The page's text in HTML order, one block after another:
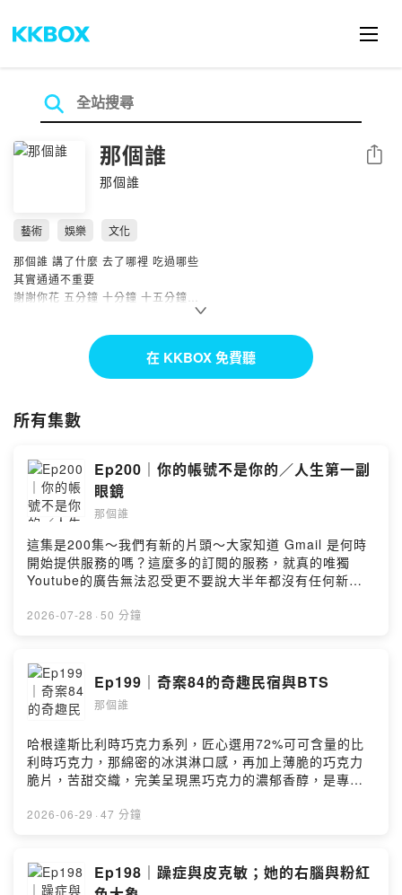
那個誰
那個誰
分享
藝術 娛樂
文化
那個誰 講了什麼 去了哪裡 吃過哪些
其實通通不重要
謝謝你花 五分鐘 十分鐘 十五分鐘
第一個空氣獨白式的 Podcaster
不一定有主題 不一定會固定更新
Powered by Firstory Hosting
在 KKBOX 免費聽
所有集數
Ep200｜你的帳號不是你的／人生第一副
眼鏡
那個誰
這集是200集～我們有新的片頭～大家知道 Gmail 是何時
開始提供服務的嗎？這麼多的訂閱的服務，就真的唯獨
Youtube的廣告無法忍受更不要說大半年都沒有任何新上
力協助，但還是恢復遙遙無期...從還在經營flickr時期就狠
-----------人生第一次的老花，因為沒有近視，所以很抗拒
我不知道配了什麼時候戴 「就是現在」同事如是說以前覺
得手機螢幕沾指紋超惱人，現在覺得鏡片沾指紋才是大魔
如是說結果老花眼鏡給我的最大收穫是誇讚(?留言告訴我
你對這一集的想法：
https://open.firstory.me/user/ckx09c26k0rkw08617yd
2026-07-28 · 50 分鐘
Ep199｜奇案84的奇趣民宿與BTS
那個誰
哈根達斯比利時巧克力系列，匠心選用72%可可含量的比
利時巧克力，那綿密的冰淇淋口感，再加上薄脆的巧克力
脆片，苦甜交織，完美呈現黑巧克力的濃郁香醇，是專屬
—— 以上為 Firstory Podcast 廣告 ——首先跟大家分享
的民宿法則》真的是因為廢到好笑到繼續看下去，頭一次
感受到這種民宿類的精采有趣。《奇案84的奇趣民宿》好
2026-06-29 · 47 分鐘
Ep198｜躁症與皮克敏；她的右腦與粉紅